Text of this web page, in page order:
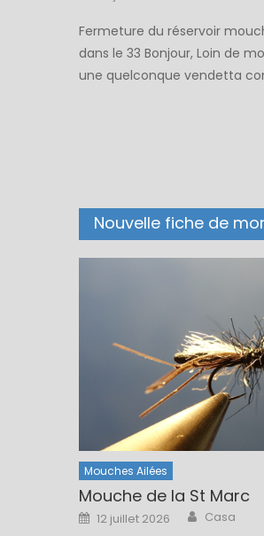
Fermeture du réservoir
dans le 33 Bonjour, Loin de
une quelconque vendetta
Nouvelle fiche de
Mouches Ailées
Mouche de la St Marc
Posted
on
12 juillet 2026 Author
Casa